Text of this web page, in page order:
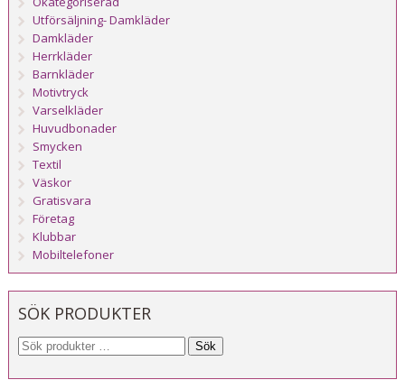
Utförsäljning- Damkläder
Damkläder
Herrkläder
Barnkläder
Motivtryck
Varselkläder
Huvudbonader
Smycken
Textil
Väskor
Gratisvara
Företag
Klubbar
Mobiltelefoner
SÖK PRODUKTER
Sök